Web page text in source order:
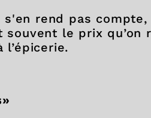
rend pas
souvent le prix qu’on